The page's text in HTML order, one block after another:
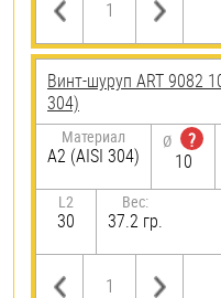
Винт-шуруп ART 9082
304)
Материал
А2 (AISI 304)
Ø
?
10
L2
30
Вес:
37.2 гр.